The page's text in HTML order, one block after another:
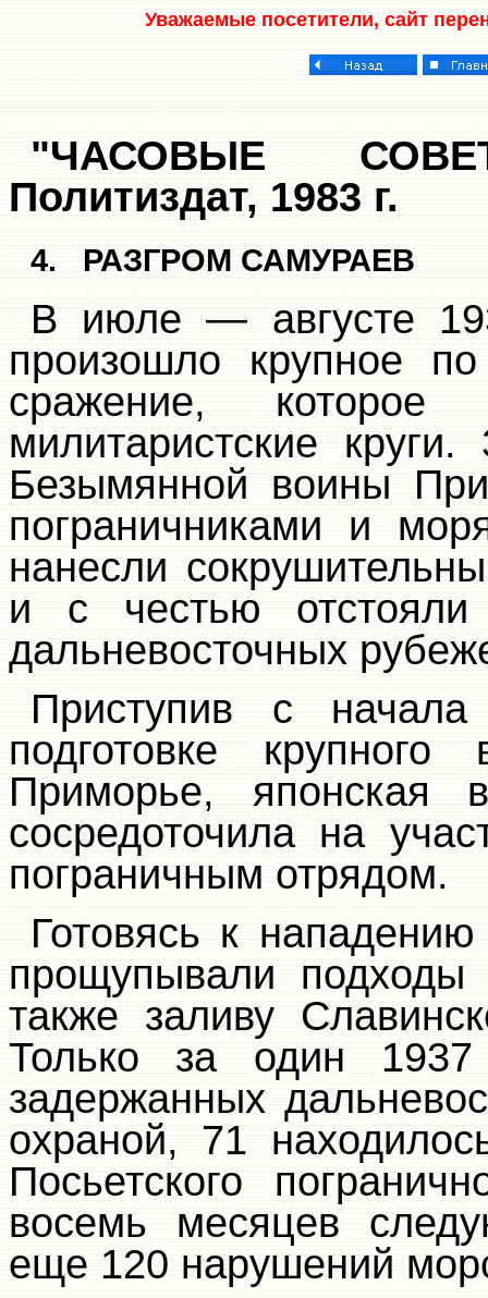
Уважаемые посетители, сайт
"ЧАСОВЫЕ
Политиздат, 1983 г.
4. РАЗГРОМ САМУРАЕВ
В июле — августе
произошло крупное
сражение, которое
милитаристские
Безымянной воины
пограничниками и
нанесли
и с честью отстояли
дальневосточных
Приступив с
подготовке
Приморье, японская
сосредоточила на
пограничным отрядом.
Готовясь к
прощупывали
также заливу
Только за один
задержанных
охраной, 71
Посьетского
восемь месяцев
еще 120 нарушений